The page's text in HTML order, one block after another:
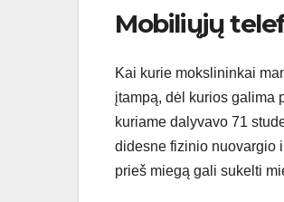
Mobiliųjų
Kai kurie mokslininkai
įtampą, dėl kurios galima
kuriame dalyvavo 71
didesne fizinio nuovargio
prieš miegą gali sukelti